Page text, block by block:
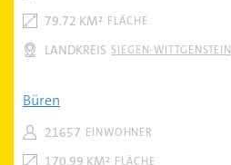
FLÄCHE
79.72 KM²
SIEGEN-WITTGENSTEIN
LANDKREIS
Büren
EINWOHNER
21657
FLÄCHE
170.99 KM²